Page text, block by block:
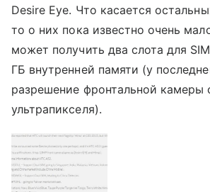
Desire Eye. Что касается
то о них пока известно очень
может получить два слота для
ГБ внутренней памяти (у
разрешение фронтальной камеры
ультрапикселя).